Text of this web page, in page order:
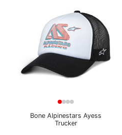
Bone Alpinestars Ayess
Trucker